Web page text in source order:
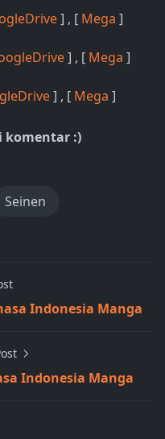
] , [ Mega ]
] , [ Mega ]
] , [ Mega ]
komentar :)
Seinen
Indonesia Manga
Indonesia Manga